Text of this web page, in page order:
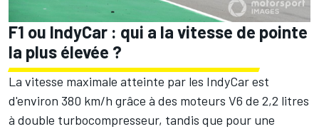
F1 ou IndyCar : qui a la vitesse de pointe
la plus élevée ?
La vitesse maximale atteinte par les IndyCar est
d'environ 380 km/h grâce à des moteurs V6 de 2,2 litres
à double turbocompresseur, tandis que pour une